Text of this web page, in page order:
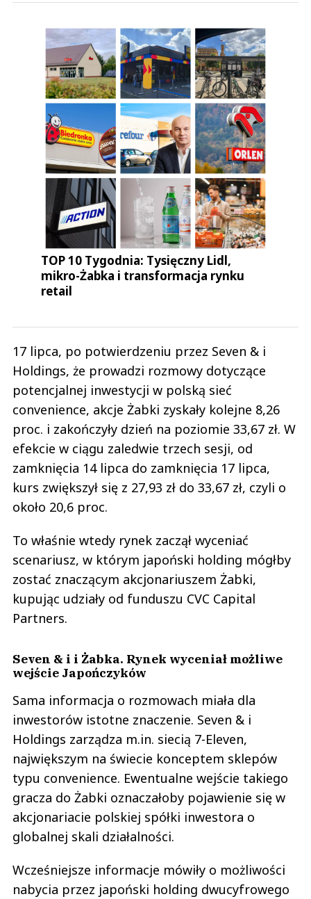
TOP 10 Tygodnia: Tysięczny Lidl,
mikro-Żabka i transformacja rynku
retail
17 lipca, po potwierdzeniu przez Seven & i
Holdings, że prowadzi rozmowy dotyczące
potencjalnej inwestycji w polską sieć
convenience, akcje Żabki zyskały kolejne 8,26
proc. i zakończyły dzień na poziomie 33,67 zł. W
efekcie w ciągu zaledwie trzech sesji, od
zamknięcia 14 lipca do zamknięcia 17 lipca,
kurs zwiększył się z 27,93 zł do 33,67 zł, czyli o
około 20,6 proc.
To właśnie wtedy rynek zaczął wyceniać
scenariusz, w którym japoński holding mógłby
zostać znaczącym akcjonariuszem Żabki,
kupując udziały od funduszu CVC Capital
Partners.
Seven & i i Żabka. Rynek wyceniał możliwe
wejście Japończyków
Sama informacja o rozmowach miała dla
inwestorów istotne znaczenie. Seven & i
Holdings zarządza m.in. siecią 7-Eleven,
największym na świecie konceptem sklepów
typu convenience. Ewentualne wejście takiego
gracza do Żabki oznaczałoby pojawienie się w
akcjonariacie polskiej spółki inwestora o
globalnej skali działalności.
Wcześniejsze informacje mówiły o możliwości
nabycia przez japoński holding dwucyfrowego